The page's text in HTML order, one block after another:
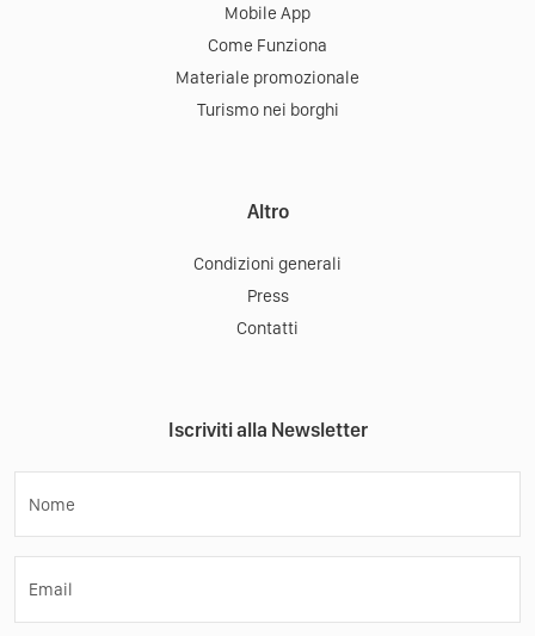
Mobile App
Come Funziona
Materiale promozionale
Turismo nei borghi
Altro
Condizioni generali
Press
Contatti
Iscriviti alla Newsletter
Nome
Email